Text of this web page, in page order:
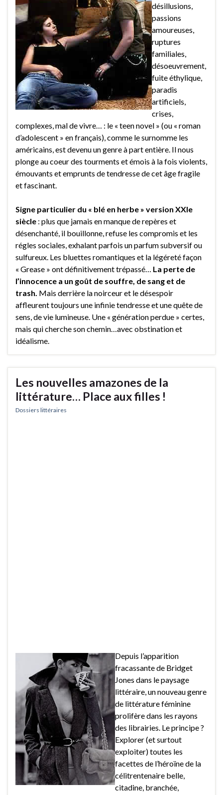
désillusions,
passions
amoureuses,
ruptures
familiales,
désoeuvrement,
fuite éthylique,
paradis
artificiels,
crises,
complexes, mal de vivre… : le « teen novel » (ou « roman
d’adolescent » en français), comme le surnomme les
américains, est devenu un genre à part entière. Il nous
plonge au coeur des tourments et émois à la fois violents,
émouvants et emprunts de tendresse de cet âge fragile
et fascinant.
Signe particulier du « blé en herbe » version XXIe
siècle : plus que jamais en manque de repères et
désenchanté, il bouillonne, refuse les compromis et les
régles sociales, exhalant parfois un parfum subversif ou
sulfureux. Les bluettes romantiques et la légéreté façon
« Grease » ont définitivement trépassé… La perte de
l’innocence a un goût de souffre, de sang et de
trash. Mais derrière la noirceur et le désespoir
affleurent toujours une infinie tendresse et une quête de
sens, de vie lumineuse. Une « génération perdue » certes,
mais qui cherche son chemin…avec obstination et
idéalisme.
Les nouvelles amazones de la
littérature… Place aux filles !
Dossiers littéraires
Depuis l’apparition
fracassante de Bridget
Jones dans le paysage
littéraire, un nouveau genre
de littérature féminine
prolifère dans les rayons
des librairies. Le principe ?
Explorer (et surtout
exploiter) toutes les
facettes de l’héroïne de la
célitrentenaire belle,
citadine, branchée,